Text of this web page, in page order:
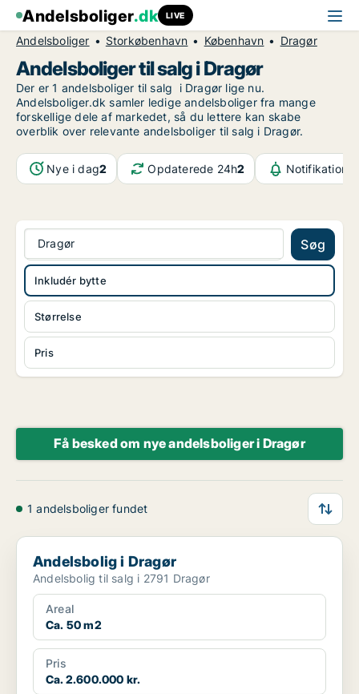
Andelsboliger.dk LIVE
Andelsboliger Storkøbenhavn København Dragør
Andelsboliger til salg i Dragør
Der er 1 andelsboliger til salg i Dragør lige nu.
Andelsboliger.dk samler ledige andelsboliger fra mange
forskellige dele af markedet, så du lettere kan skabe
overblik over relevante andelsboliger til salg i Dragør.
Nye i dag2 Opdaterede 24h2
Dragør Søg
Størrelse
Pris
Inkludér bytte
Få besked om nye andelsboliger i Dragør
1 andelsboliger fundet
Andelsbolig i Dragør
Andelsbolig i Dragør
Andelsbolig til salg i 2791 Dragør
Areal
Ca. 50 m2
Pris
Ca. 2.600.000 kr.